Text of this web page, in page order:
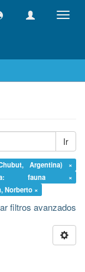
Ir
Argentina) ×
fauna ×
Norberto ×
filtros avanzados